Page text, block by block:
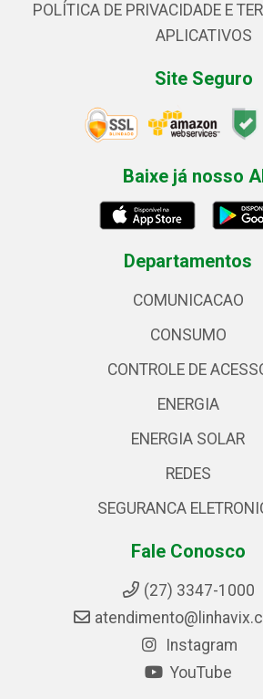
POLÍTICA DE PRIVACIDADE E
APLICATIVOS
Site Seguro
Baixe já nosso
Departamentos
COMUNICACAO
CONSUMO
CONTROLE DE
ENERGIA
ENERGIA SOLAR
REDES
SEGURANCA
Fale Conosco
(27) 3347-1000
Instagram
YouTube